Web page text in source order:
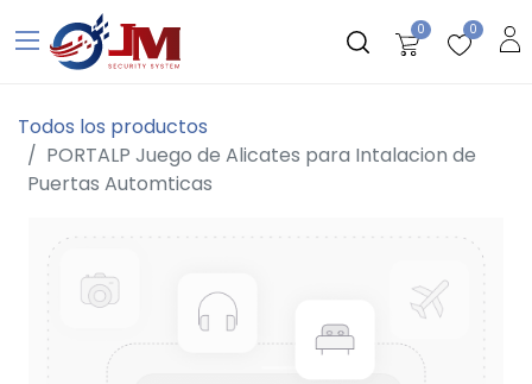
0 0
Todos los productos
PORTALP Juego de Alicates para Intalacion de
Puertas Automticas